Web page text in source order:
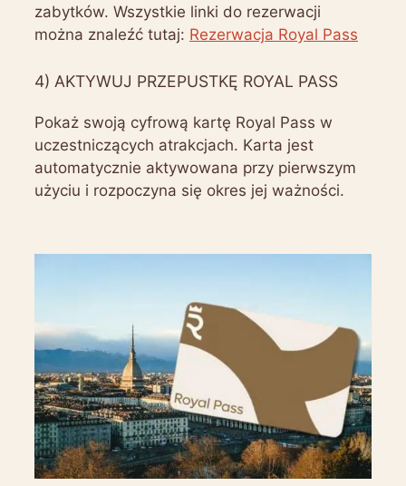
zabytków. Wszystkie linki do rezerwacji
można znaleźć tutaj: Rezerwacja Royal Pass
4) AKTYWUJ PRZEPUSTKĘ ROYAL PASS
Pokaż swoją cyfrową kartę Royal Pass w
uczestniczących atrakcjach. Karta jest
automatycznie aktywowana przy pierwszym
użyciu i rozpoczyna się okres jej ważności.